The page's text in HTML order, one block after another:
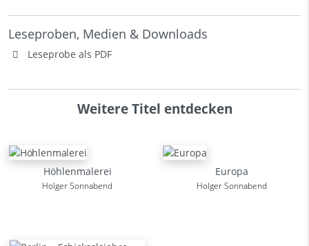
Leseproben, Medien & Downloads
Leseprobe als PDF
Weitere Titel entdecken
Höhlenmalerei
Holger Sonnabend
Europa
Holger Sonnabend